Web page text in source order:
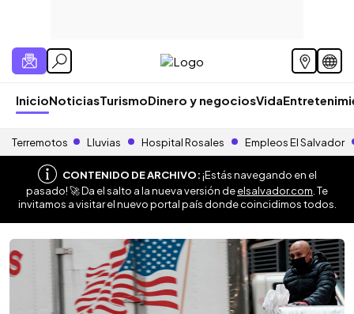
InicioNoticiasTurismoDinero y negociosVida
Terremotos Lluvias Hospital Rosales Empleos El Salvador
CONTENIDO DE ARCHIVO:¡Estás navegando en el
pasado! 🚀 Da el salto a la nueva versión deelsalvador.com . Te
invitamos a visitar el nuevo portal país donde coincidimos todos.